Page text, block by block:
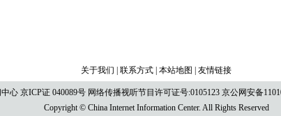
关于我们 联系方式 本站地图 友情链接
心 京ICP证 040089号 网络传播视听节目许可证号:0105123 京公网安备
Copyright © China Internet Information Center. All Rights Reserved